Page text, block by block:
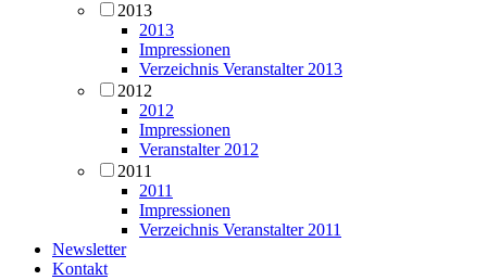
2013
2013
Impressionen
Verzeichnis Veranstalter 2013
2012
2012
Impressionen
Veranstalter 2012
2011
2011
Impressionen
Verzeichnis Veranstalter 2011
Newsletter
Kontakt